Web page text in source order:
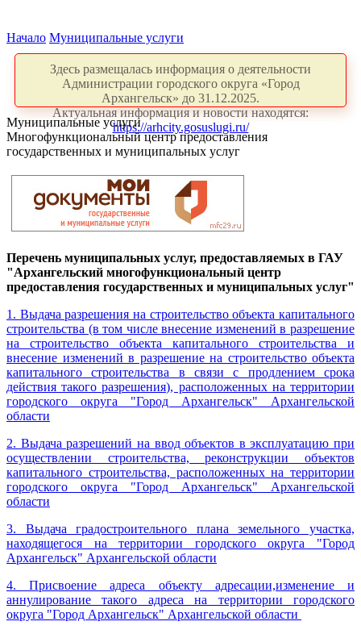
Начало Муниципальные услуги
Здесь размещалась информация о деятельности
Администрации городского округа «Город
Архангельск» до 31.12.2025.
Актуальная информация и новости находятся:
https://arhcity.gosuslugi.ru/
Муниципальные услуги
Многофункциональный центр предоставления
государственных и муниципальных услуг
Перечень муниципальных услуг, предоставляемых в ГАУ
"Архангельский многофункциональный центр
предоставления государственных и муниципальных услуг"
1. Выдача разрешения на строительство объекта капитального
строительства (в том числе внесение изменений в разрешение
на строительство объекта капитального строительства и
внесение изменений в разрешение на строительство объекта
капитального строительства в связи с продлением срока
действия такого разрешения), расположенных на территории
городского округа "Город Архангельск" Архангельской
области
2. Выдача разрешений на ввод объектов в эксплуатацию при
осуществлении строительства, реконструкции объектов
капитального строительства, расположенных на территории
городского округа "Город Архангельск" Архангельской
области
3. Выдача градостроительного плана земельного участка,
находящегося на территории городского округа "Город
Архангельск" Архангельской области
4. Присвоение адреса объекту адресации,изменение и
аннулирование такого адреса на территории городского
округа "Город Архангельск" Архангельской области